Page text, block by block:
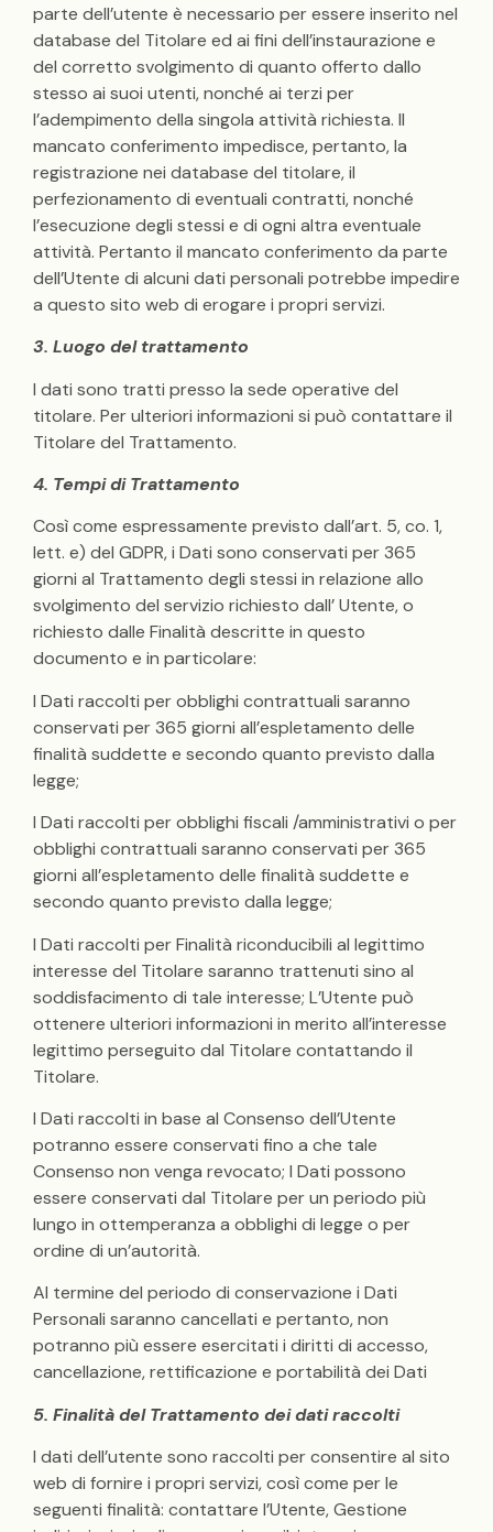
parte dell’utente è necessario per essere inserito nel
database del Titolare ed ai fini dell’instaurazione e
del corretto svolgimento di quanto offerto dallo
stesso ai suoi utenti, nonché ai terzi per
l’adempimento della singola attività richiesta. Il
mancato conferimento impedisce, pertanto, la
registrazione nei database del titolare, il
perfezionamento di eventuali contratti, nonché
l’esecuzione degli stessi e di ogni altra eventuale
attività. Pertanto il mancato conferimento da parte
dell’Utente di alcuni dati personali potrebbe impedire
a questo sito web di erogare i propri servizi.
3. Luogo del trattamento
I dati sono tratti presso la sede operative del
titolare. Per ulteriori informazioni si può contattare il
Titolare del Trattamento.
4. Tempi di Trattamento
Così come espressamente previsto dall’art. 5, co. 1,
lett. e) del GDPR, i Dati sono conservati per 365
giorni al Trattamento degli stessi in relazione allo
svolgimento del servizio richiesto dall’ Utente, o
richiesto dalle Finalità descritte in questo
documento e in particolare:
I Dati raccolti per obblighi contrattuali saranno
conservati per 365 giorni all’espletamento delle
finalità suddette e secondo quanto previsto dalla
legge;
I Dati raccolti per obblighi fiscali /amministrativi o per
obblighi contrattuali saranno conservati per 365
giorni all’espletamento delle finalità suddette e
secondo quanto previsto dalla legge;
I Dati raccolti per Finalità riconducibili al legittimo
interesse del Titolare saranno trattenuti sino al
soddisfacimento di tale interesse; L’Utente può
ottenere ulteriori informazioni in merito all’interesse
legittimo perseguito dal Titolare contattando il
Titolare.
I Dati raccolti in base al Consenso dell’Utente
potranno essere conservati fino a che tale
Consenso non venga revocato; I Dati possono
essere conservati dal Titolare per un periodo più
lungo in ottemperanza a obblighi di legge o per
ordine di un’autorità.
Al termine del periodo di conservazione i Dati
Personali saranno cancellati e pertanto, non
potranno più essere esercitati i diritti di accesso,
cancellazione, rettificazione e portabilità dei Dati
5. Finalità del Trattamento dei dati raccolti
I dati dell’utente sono raccolti per consentire al sito
web di fornire i propri servizi, così come per le
seguenti finalità: contattare l’Utente, Gestione